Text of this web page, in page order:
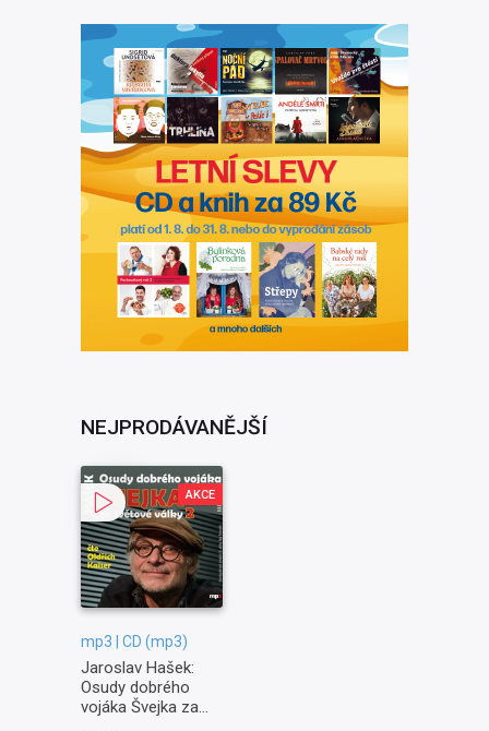
NEJPRODÁVANĚJŠÍ
AKCE
mp3 | CD (mp3)
Jaroslav Hašek:
Osudy dobrého
vojáka Švejka za